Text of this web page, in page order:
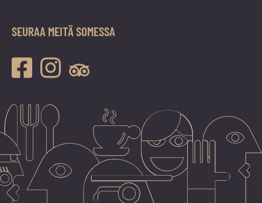
SEURAA MEITÄ SOMESSA